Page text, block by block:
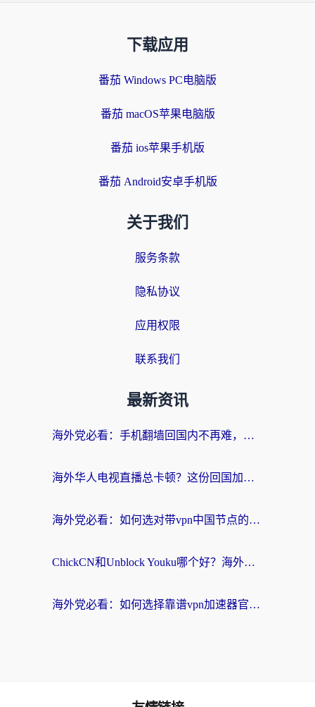
下载应用
番茄 Windows PC电脑版
番茄 macOS苹果电脑版
番茄 ios苹果手机版
番茄 Android安卓手机版
关于我们
服务条款
隐私协议
应用权限
联系我们
最新资讯
海外党必看：手机翻墙回国内不再难，一篇搞定无缝访问国内资源指南
海外华人电视直播总卡顿？这份回国加速器选择指南帮你无缝看国内资源
海外党必看：如何选对带vpn中国节点的加速器？无缝访问国内资源全攻略
ChickCN和Unblock Youku哪个好？海外党亲测4款热门回国加速器，附避坑指南
海外党必看：如何选择靠谱vpn加速器官网？轻松解决国内APP地区限制